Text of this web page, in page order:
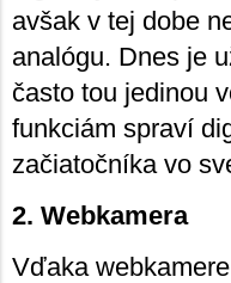
avšak v tej dobe
analógu. Dnes je
často tou jedinou
funkciám spraví
začiatočníka vo
2. Webkamera
Vďaka